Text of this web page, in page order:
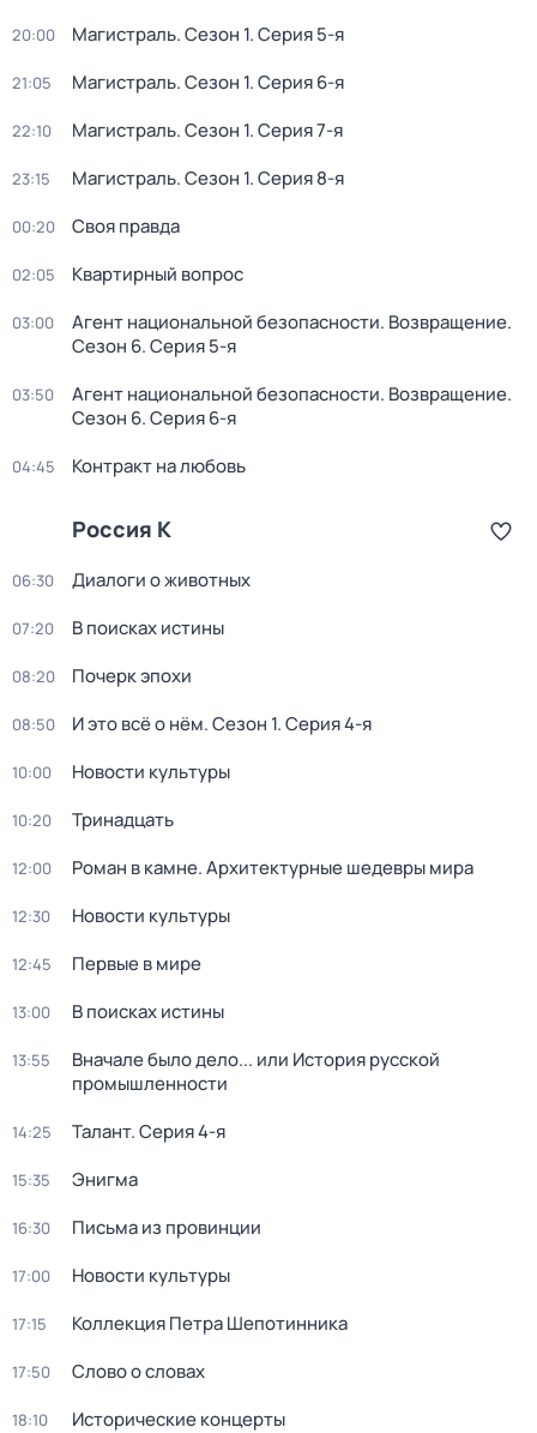
20:00 Магистраль. Сезон 1. Серия 5-я
21:05 Магистраль. Сезон 1. Серия 6-я
22:10 Магистраль. Сезон 1. Серия 7-я
23:15 Магистраль. Сезон 1. Серия 8-я
00:20 Своя правда
02:05 Квартирный вопрос
03:00 Агент национальной безопасности. Возвращение.
Сезон 6. Серия 5-я
03:50 Агент национальной безопасности. Возвращение.
Сезон 6. Серия 6-я
04:45 Контракт на любовь
Россия К
06:30 Диалоги о животных
07:20 В поисках истины
08:20 Почерк эпохи
08:50 И это всё о нём. Сезон 1. Серия 4-я
10:00 Новости культуры
10:20 Тринадцать
12:00 Роман в камне. Архитектурные шедевры мира
12:30 Новости культуры
12:45 Первые в мире
13:00 В поисках истины
13:55
Вначале было дело... или История русской
промышленности
14:25 Талант. Серия 4-я
15:35 Энигма
16:30 Письма из провинции
17:00 Новости культуры
17:15 Коллекция Петра Шепотинника
17:50 Слово о словах
18:10 Исторические концерты